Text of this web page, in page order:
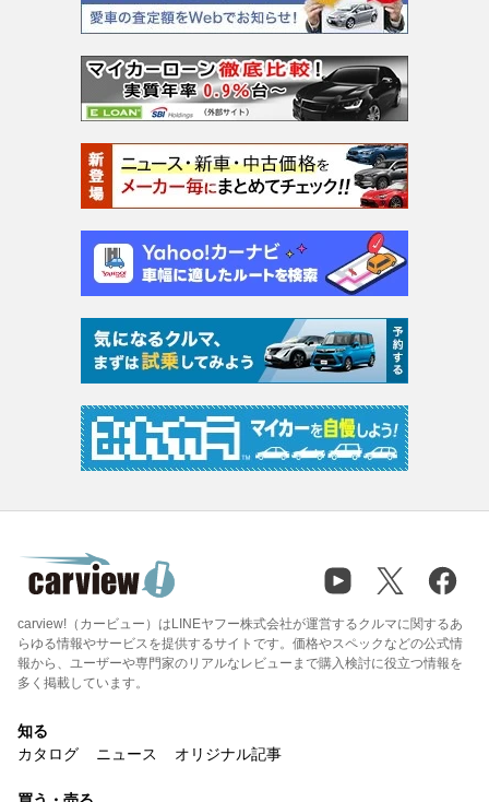
carview!（カービュー）はLINEヤフー株式会社が運営するクルマに関するあ
らゆる情報やサービスを提供するサイトです。価格やスペックなどの公式情
報から、ユーザーや専門家のリアルなレビューまで購入検討に役立つ情報を
多く掲載しています。
知る
カタログ
ニュース オリジナル記事